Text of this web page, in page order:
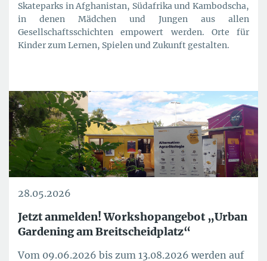
Skateparks in Afghanistan, Südafrika und Kambodscha,
in denen Mädchen und Jungen aus allen
Gesellschaftsschichten empowert werden. Orte für
Kinder zum Lernen, Spielen und Zukunft gestalten.
28.05.2026
Jetzt anmelden! Workshopangebot „Urban
Gardening am Breitscheidplatz“
Vom 09.06.2026 bis zum 13.08.2026 werden auf